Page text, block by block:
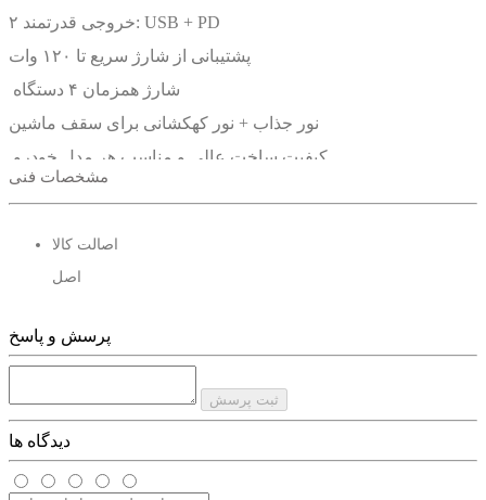
۲ خروجی قدرتمند: USB + PD
پشتیبانی از شارژ سریع تا ۱۲۰ وات
شارژ همزمان ۴ دستگاه
نور جذاب + نور کهکشانی برای سقف ماشین
کیفیت ساخت عالی و مناسب هر مدل خودرو
مشخصات فنی
اصالت کالا
اصل
پرسش و پاسخ
ثبت پرسش
دیدگاه ها